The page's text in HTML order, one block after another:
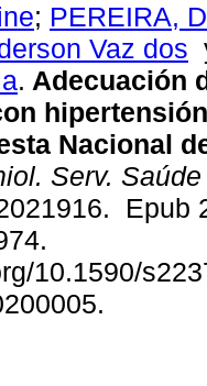
; PEREIRA,
Vaz dos
. Adecuación
Nacional
Serv. Saúde
Epub
10.1590/